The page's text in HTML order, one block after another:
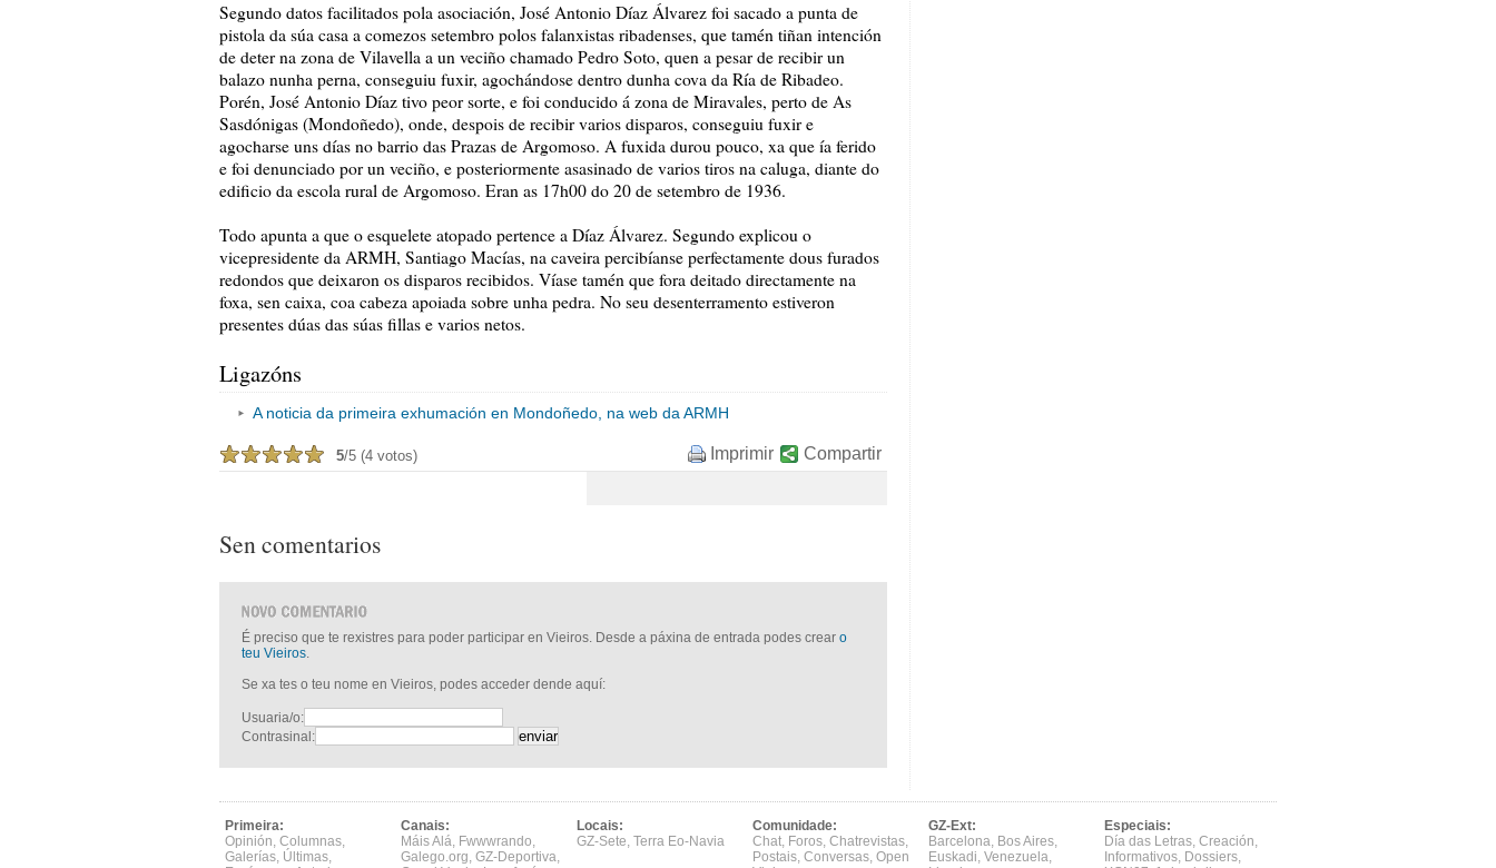
Segundo datos facilitados pola asociación, José Antonio Díaz Álvarez foi sacado a punta de
pistola da súa casa a comezos setembro polos falanxistas ribadenses, que tamén tiñan intención
de deter na zona de Vilavella a un veciño chamado Pedro Soto, quen a pesar de recibir un
balazo nunha perna, conseguiu fuxir, agochándose dentro dunha cova da Ría de Ribadeo.
Porén, José Antonio Díaz tivo peor sorte, e foi conducido á zona de Miravales, perto de As
Sasdónigas (Mondoñedo), onde, despois de recibir varios disparos, conseguiu fuxir e
agocharse uns días no barrio das Prazas de Argomoso. A fuxida durou pouco, xa que ía ferido
e foi denunciado por un veciño, e posteriormente asasinado de varios tiros na caluga, diante do
edificio da escola rural de Argomoso. Eran as 17h00 do 20 de setembro de 1936.
Todo apunta a que o esquelete atopado pertence a Díaz Álvarez. Segundo explicou o
vicepresidente da ARMH, Santiago Macías, na caveira percibíanse perfectamente dous furados
redondos que deixaron os disparos recibidos. Víase tamén que fora deitado directamente na
foxa, sen caixa, coa cabeza apoiada sobre unha pedra. No seu desenterramento estiveron
presentes dúas das súas fillas e varios netos.
Ligazóns
A noticia da primeira exhumación en Mondoñedo, na web da ARMH
5/5 (4 votos) Compartir
Imprimir
Sen comentarios
É preciso que te rexistres para poder participar en Vieiros. Desde a páxina de entrada podes crear o
teu Vieiros.
Se xa tes o teu nome en Vieiros, podes acceder dende aquí:
Usuaria/o:
Contrasinal:
Primeira:
Opinión, Columnas,
Galerías, Últimas,
Canais:
Máis Alá, Fwwwrando,
Galego.org, GZ-Deportiva,
Locais:
GZ-Sete, Terra Eo-Navia
Comunidade:
Chat, Foros, Chatrevistas,
Postais, Conversas, Open
GZ-Ext:
Barcelona, Bos Aires,
Euskadi, Venezuela,
Especiais:
Día das Letras, Creación,
Informativos, Dossiers,